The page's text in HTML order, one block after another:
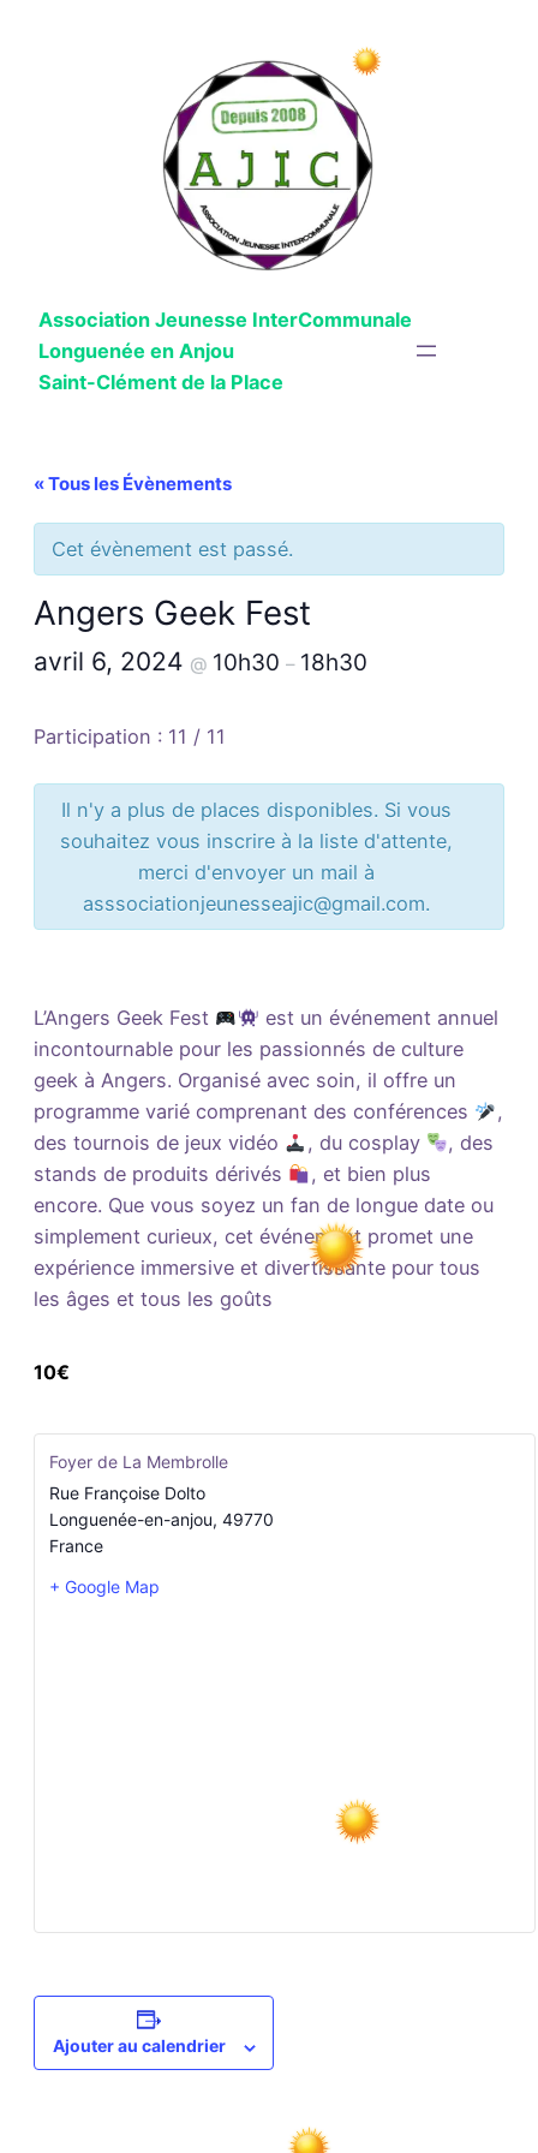
Association Jeunesse InterCommunale
Longuenée en Anjou
Saint-Clément de la Place
« Tous les Évènements
Cet évènement est passé.
Angers Geek Fest
avril 6, 2024 @ 10h30 – 18h30
Participation : 11 / 11
Il n'y a plus de places disponibles. Si vous
souhaitez vous inscrire à la liste d'attente,
merci d'envoyer un mail à
asssociationjeunesseajic@gmail.com.
L’Angers Geek Fest
est un événement annuel
incontournable pour les passionnés de culture
geek à Angers. Organisé avec soin, il offre un
programme varié comprenant des conférences
,
des tournois de jeux vidéo
, du cosplay
, des
stands de produits dérivés
, et bien plus
encore. Que vous soyez un fan de longue date ou
simplement curieux, cet événement promet une
expérience immersive et divertissante pour tous
les âges et tous les goûts
10€
Foyer de La Membrolle
Rue Françoise Dolto
Longuenée-en-anjou, 49770
France
+ Google Map
Ajouter au calendrier